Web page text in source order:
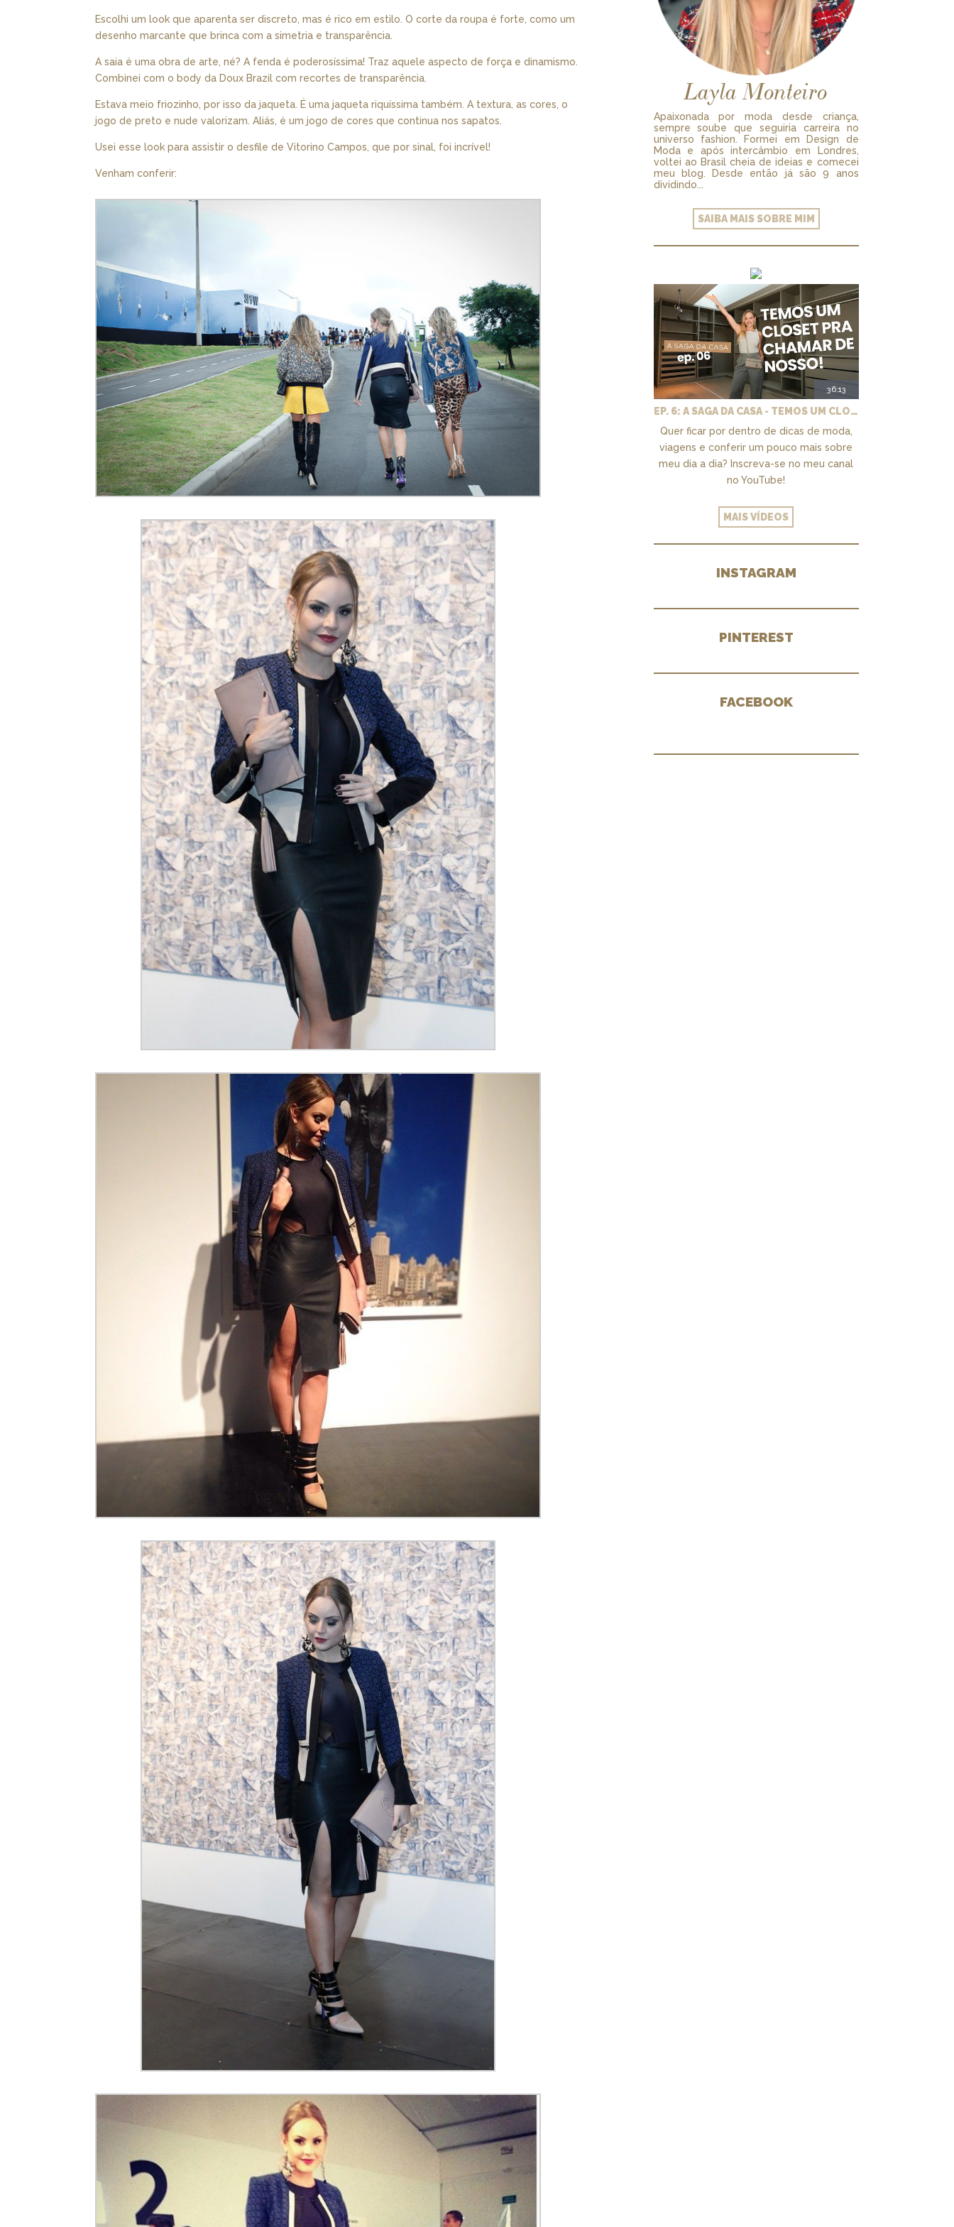
Escolhi um look que aparenta ser discreto, mas é rico em estilo. O corte da roupa é forte, como um
desenho marcante que brinca com a simetria e transparência.
A saia é uma obra de arte, né? A fenda é poderosíssima! Traz aquele aspecto de força e dinamismo.
Combinei com o body da Doux Brazil com recortes de transparência.
Estava meio friozinho, por isso da jaqueta. É uma jaqueta riquíssima também. A textura, as cores, o
jogo de preto e nude valorizam. Aliás, é um jogo de cores que continua nos sapatos.
Usei esse look para assistir o desfile de Vitorino Campos, que por sinal, foi incrível!
Venham conferir:
Layla Monteiro
Apaixonada por moda desde criança,
sempre soube que seguiria carreira no
universo fashion. Formei em Design de
Moda e após intercâmbio em Londres,
voltei ao Brasil cheia de ideias e comecei
meu blog. Desde então já são 9 anos
dividindo...
SAIBA MAIS SOBRE MIM
36:13
EP. 6: A SAGA DA CASA - TEMOS UM CLOSET PRA CHAMAR DE NOSSO + MARCENARIA E PAISAGISMO
Quer ficar por dentro de dicas de moda,
viagens e conferir um pouco mais sobre
meu dia a dia? Inscreva-se no meu canal
no YouTube!
MAIS VÍDEOS
INSTAGRAM
PINTEREST
FACEBOOK